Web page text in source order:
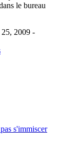
le bureau
25, 2009 -
s'immiscer